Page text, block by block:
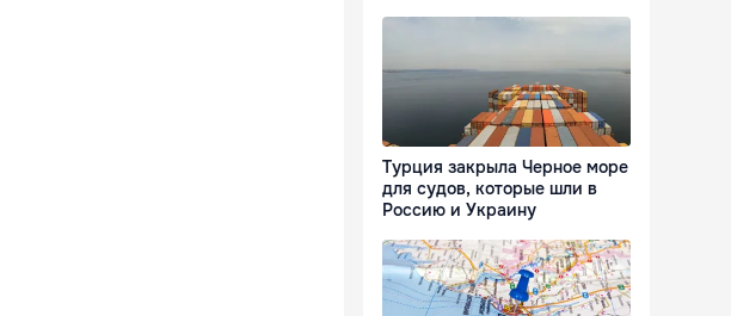
Турция закрыла Черное море
для судов, которые шли в
Россию и Украину